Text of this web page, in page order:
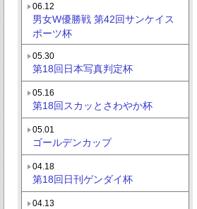
06.12
男女W優勝戦 第42回サンケイス
ポーツ杯
05.30
第18回日本写真判定杯
05.16
第18回スカッとさわやか杯
05.01
ゴールデンカップ
04.18
第18回日刊ゲンダイ杯
04.13